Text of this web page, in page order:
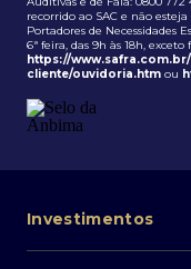
recorrido ao SAC e não
Portadores de Necessidades
6ª feira, das 9h às 18h, exceto
https://
cliente/ouvidoria.htm ou
Investimentos